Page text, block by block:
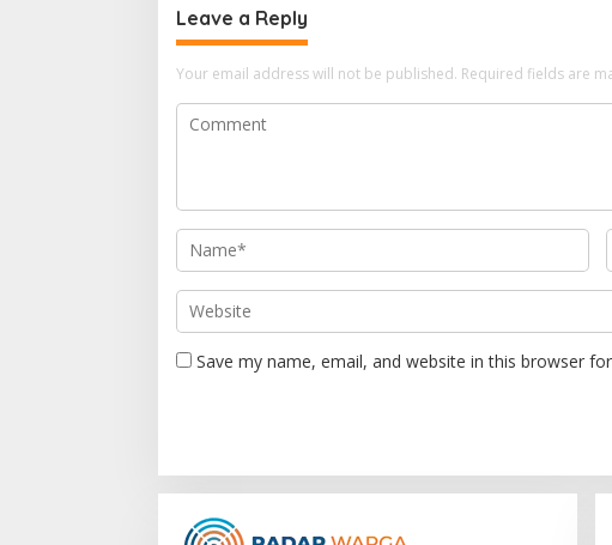
n
a
v
i
t
o
n
Leave a Reply
Your email address will not be published. Required fields are
Save my name, email, and website in this browser